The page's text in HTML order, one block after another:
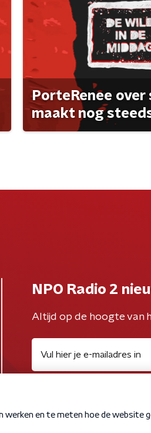
PorteRenee over
maakt nog
NPO Radio 2
Altijd op de hoogte van